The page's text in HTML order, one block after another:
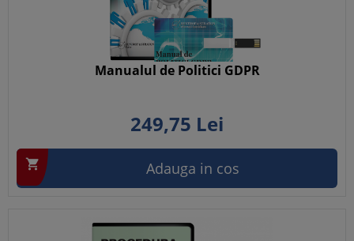
Manualul de Politici GDPR
249,75 Lei
 Adauga in cos